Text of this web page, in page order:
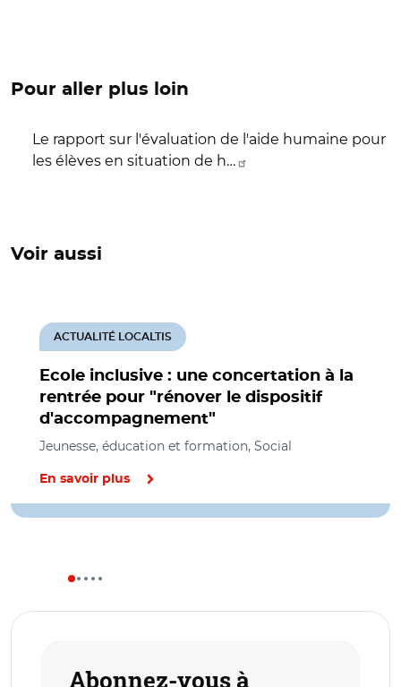
Pour aller plus loin
Le rapport sur l'évaluation de l'aide humaine pour
les élèves en situation de h…
Voir aussi
Ecole inclusive : une concertation à la
rentrée pour "rénover le dispositif
d'accompagnement"
ACTUALITÉ LOCALTIS
Jeunesse, éducation et formation, Social
En savoir plus
Abonnez-vous à